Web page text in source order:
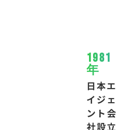
1981
年
日本エ
イジェ
ント会
社設立